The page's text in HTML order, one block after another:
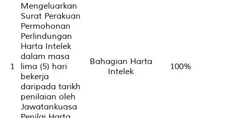
1
Mengeluarkan
Surat Perakuan
Permohonan
Perlindungan
Harta Intelek
dalam masa
lima (5) hari
bekerja
daripada tarikh
penilaian oleh
Jawatankuasa
Bahagian Harta
Intelek
100%